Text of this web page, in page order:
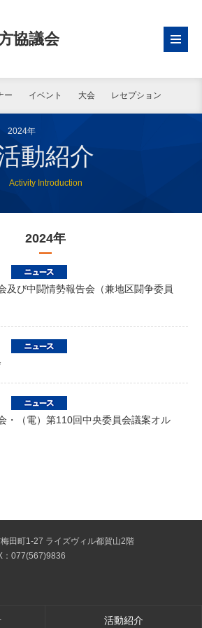
協議会
ー イベント 大会 レセプション
2024年
動紹介
Activity Introduction
2024年
及び中闘情勢報告会（兼地区闘争委員
・（電）第110回中央委員会議案オル
田町1-27 ライズヴィル都賀山2階
：077(567)9836
活動紹介